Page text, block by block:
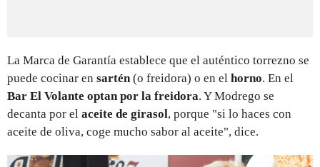
La Marca de Garantía establece que el auténtico torrezno se
puede cocinar en sartén(o freidora) o en el horno. En el
Bar El Volante optan por la freidora. Y Modrego se
decanta por el aceite de girasol, porque "si lo haces con
aceite de oliva, coge mucho sabor al aceite", dice.